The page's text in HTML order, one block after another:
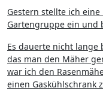
Gestern stellte ich
Gartengruppe ein und
Es dauerte nicht lange
das man den Mäher
war ich den
einen Gaskühlschrank